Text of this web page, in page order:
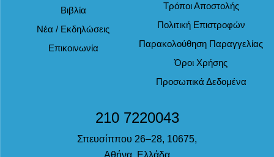
Βιβλία
Νέα / Εκδηλώσεις
Επικοινωνία
Τρόποι Αποστολής
Πολιτική Επιστροφών
Παρακολούθηση Παραγγελίας
Όροι Χρήσης
Προσωπικά Δεδομένα
210 7220043
Σπευσίππου 26–28, 10675,